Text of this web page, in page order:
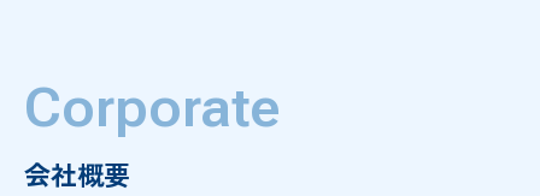
Corporate
会社概要